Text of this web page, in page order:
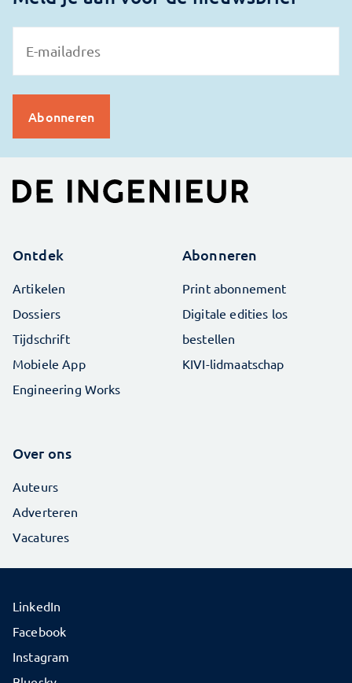
Ontdek
Artikelen
Dossiers
Tijdschrift
Mobiele App
Engineering Works
Abonneren
Print abonnement
Digitale edities los
bestellen
KIVI-lidmaatschap
Over ons
Auteurs
Adverteren
Vacatures
LinkedIn
Facebook
Instagram